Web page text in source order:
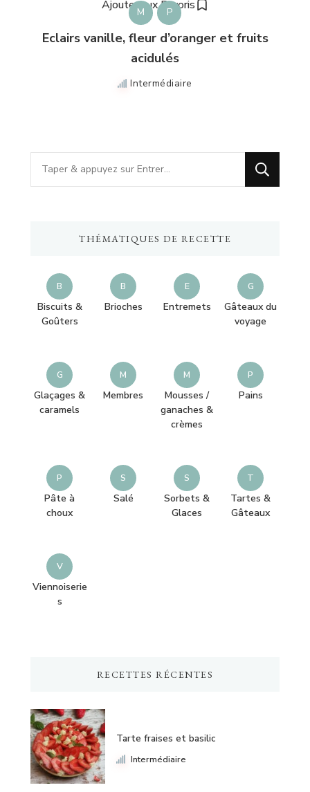
Ajouter aux Favoris
M P
Eclairs vanille, fleur d’oranger et fruits
acidulés
Intermédiaire
Vous
recherchiez
THÉMATIQUES DE RECETTE
B
Biscuits &
Goûters
B
Brioches
E
Entremets
G
Gâteaux du
voyage
G
Glaçages &
caramels
M
Membres
M
Mousses /
ganaches &
crèmes
P
Pains
P
Pâte à
choux
S
Salé
S
Sorbets &
Glaces
T
Tartes &
Gâteaux
V
Viennoiserie
s
RECETTES RÉCENTES
Tarte fraises et basilic
Intermédiaire